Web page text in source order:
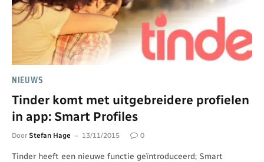
NIEUWS
Tinder komt met uitgebreidere profielen
in app: Smart Profiles
Door Stefan Hage 13/11/2015 0
Tinder heeft een nieuwe functie geïntroduceerd; Smart